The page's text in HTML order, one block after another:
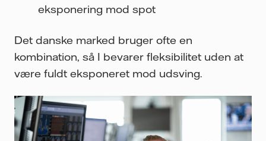
eksponering mod spot
Det danske marked bruger ofte en
kombination, så I bevarer fleksibilitet uden at
være fuldt eksponeret mod udsving.